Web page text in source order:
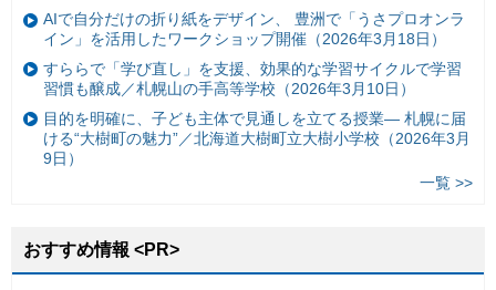
AIで自分だけの折り紙をデザイン、 豊洲で「うさプロオンラ
イン」を活用したワークショップ開催（2026年3月18日）
すららで「学び直し」を支援、効果的な学習サイクルで学習
習慣も醸成／札幌山の手高等学校（2026年3月10日）
目的を明確に、子ども主体で見通しを立てる授業— 札幌に届
ける“大樹町の魅力”／北海道大樹町立大樹小学校（2026年3月
9日）
一覧 >>
おすすめ情報 <PR>